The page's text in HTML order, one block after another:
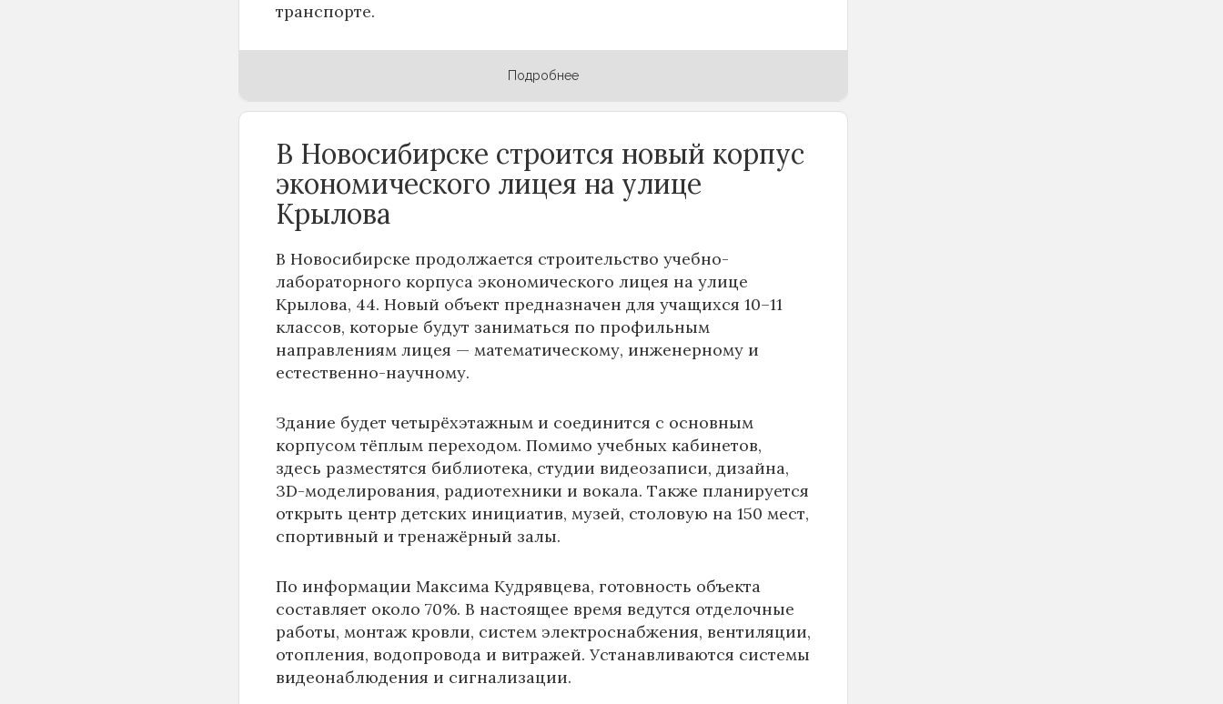
транспорте.
Подробнее
В Новосибирске строится новый корпус
экономического лицея на улице
Крылова
В Новосибирске продолжается строительство учебно-
лабораторного корпуса экономического лицея на улице
Крылова, 44. Новый объект предназначен для учащихся 10–11
классов, которые будут заниматься по профильным
направлениям лицея — математическому, инженерному и
естественно-научному.
Здание будет четырёхэтажным и соединится с основным
корпусом тёплым переходом. Помимо учебных кабинетов,
здесь разместятся библиотека, студии видеозаписи, дизайна,
3D-моделирования, радиотехники и вокала. Также планируется
открыть центр детских инициатив, музей, столовую на 150 мест,
спортивный и тренажёрный залы.
По информации Максима Кудрявцева, готовность объекта
составляет около 70%. В настоящее время ведутся отделочные
работы, монтаж кровли, систем электроснабжения, вентиляции,
отопления, водопровода и витражей. Устанавливаются системы
видеонаблюдения и сигнализации.